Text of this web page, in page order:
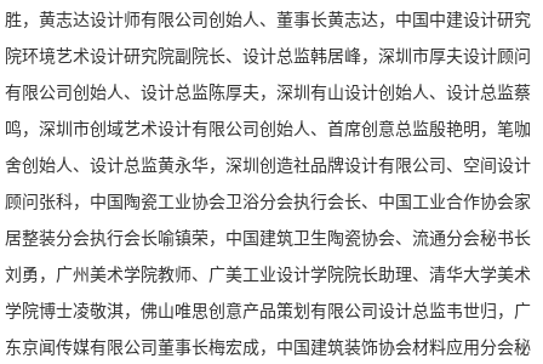
胜，黄志达设计师有限公司创始人、董事长黄志达，中国中建设计研究
院环境艺术设计研究院副院长、设计总监韩居峰，深圳市厚夫设计顾问
有限公司创始人、设计总监陈厚夫，深圳有山设计创始人、设计总监蔡
鸣，深圳市创域艺术设计有限公司创始人、首席创意总监殷艳明，笔咖
舍创始人、设计总监黄永华，深圳创造社品牌设计有限公司、空间设计
顾问张科，中国陶瓷工业协会卫浴分会执行会长、中国工业合作协会家
居整装分会执行会长喻镇荣，中国建筑卫生陶瓷协会、流通分会秘书长
刘勇，广州美术学院教师、广美工业设计学院院长助理、清华大学美术
学院博士凌敬淇，佛山唯思创意产品策划有限公司设计总监韦世归，广
东京闻传媒有限公司董事长梅宏成，中国建筑装饰协会材料应用分会秘